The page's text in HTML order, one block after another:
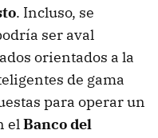
. Incluso, se
ser aval
orientados a la
de gama
para operar un
elBanco del